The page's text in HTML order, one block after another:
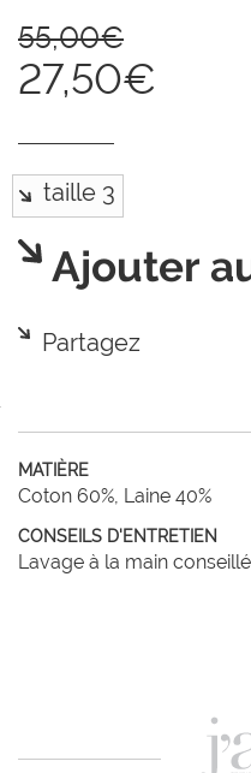
55,00€
27,50€
Ajouter
Partagez
MATIÈRE
Coton 60%, Laine 40%
CONSEILS D'ENTRETIEN
Lavage à la main